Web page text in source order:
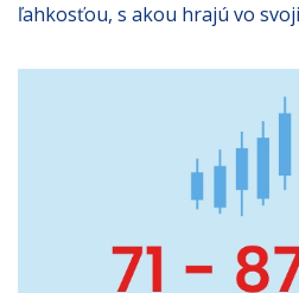
ľahkosťou, s akou hrajú vo